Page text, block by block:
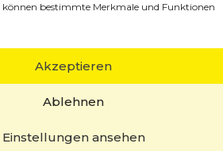
können bestimmte Merkmale und Funktionen
Akzeptieren
Ablehnen
Einstellungen ansehen